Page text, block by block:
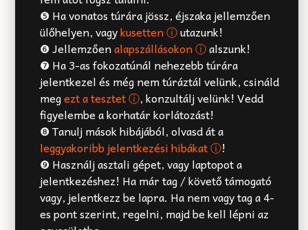
❺ Ha vonatos túrára jössz, éjszaka jellemzően
ülőhelyen, vagykusetten ⓘutazunk!
❻ Jellemzőenalapszállásokon ⓘalszunk!
❼ Ha 3-as fokozatúnál nehezebb túrára
jelentkezel és még nem túráztál velünk, csináld
megezt a tesztet ⓘ, konzultálj velünk! Vedd
figyelembe a korhatár korlátozást!
❽ Tanulj mások hibájából, olvasd át a
leggyakoribb jelentkezési hibákat ⓘ!
❾ Használj asztali gépet, vagy laptopot a
jelentkezéshez! Ha már tag / követő támogató
vagy, jelentkezz be lapra. Ha nem vagy tag a 4-
es pont szerint, regelni, majd be kell lépni az